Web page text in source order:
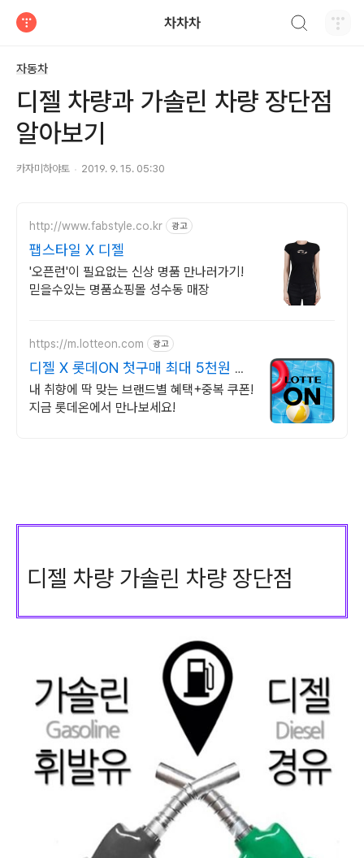
차차차
자동차
디젤 차량과 가솔린 차량 장단점
알아보기
카자미하야토 2019. 9. 15. 05:30
http://www.fabstyle.co.kr 광고
팹스타일 X 디젤
'오픈런'이 필요없는 신상 명품 만나러가기!
믿을수있는 명품쇼핑몰 성수동 매장
https://m.lotteon.com 광고
디젤 X 롯데ON 첫구매 최대 5천원 혜
택!
내 취향에 딱 맞는 브랜드별 혜택+중복 쿠폰!
지금 롯데온에서 만나보세요!
디젤 차량 가솔린 차량 장단점